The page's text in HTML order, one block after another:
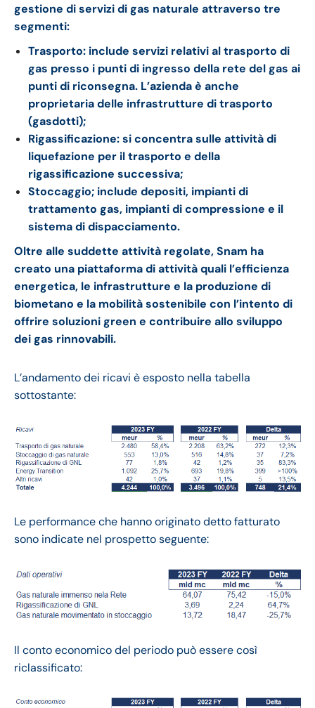
gestione di servizi di gas naturale attraverso tre
segmenti:
Trasporto: include servizi relativi al trasporto di
gas presso i punti di ingresso della rete del gas ai
punti di riconsegna. L’azienda è anche
proprietaria delle infrastrutture di trasporto
(gasdotti);
Rigassificazione: si concentra sulle attività di
liquefazione per il trasporto e della
rigassificazione successiva;
Stoccaggio; include depositi, impianti di
trattamento gas, impianti di compressione e il
sistema di dispacciamento.
Oltre alle suddette attività regolate, Snam ha
creato una piattaforma di attività quali l’efficienza
energetica, le infrastrutture e la produzione di
biometano e la mobilità sostenibile con l’intento di
offrire soluzioni green e contribuire allo sviluppo
dei gas rinnovabili.
L’andamento dei ricavi è esposto nella tabella
sottostante:
Le performance che hanno originato detto fatturato
sono indicate nel prospetto seguente:
Il conto economico del periodo può essere così
riclassificato: